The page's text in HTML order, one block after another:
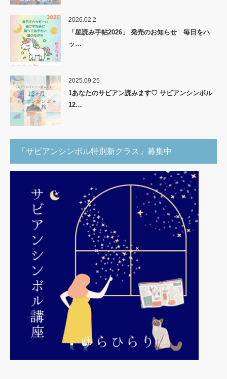
2026.02.2
「星読み手帖2026」 発売のお知らせ 毎日をハ
ッ…
2025.09.25
1あなたのサビアン読みます♡ サビアンシンボル
12…
「サビアンシンボル特別新クラス」募集中